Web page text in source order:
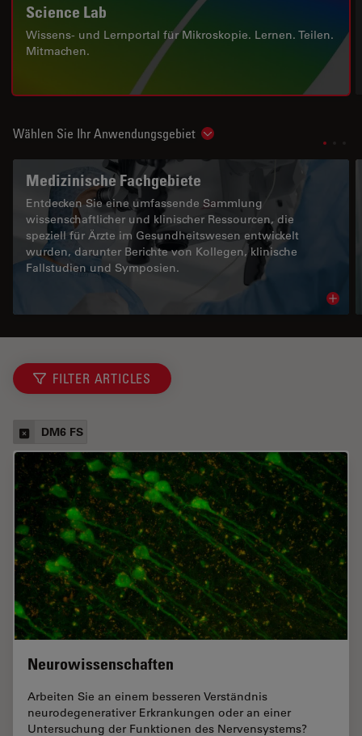
Science Lab
Wissens- und Lernportal für Mikroskopie. Lernen. Teilen.
Mitmachen.
Wählen Sie Ihr Anwendungsgebiet Show subnavigation
Medizinische Fachgebiete
Entdecken Sie eine umfassende Sammlung
wissenschaftlicher und klinischer Ressourcen, die
speziell für Ärzte im Gesundheitswesen entwickelt
wurden, darunter Berichte von Kollegen, klinische
Fallstudien und Symposien.
FILTER ARTICLES
DM6 FS
Neurowissenschaften
Arbeiten Sie an einem besseren Verständnis
neurodegenerativer Erkrankungen oder an einer
Untersuchung der Funktionen des Nervensystems?